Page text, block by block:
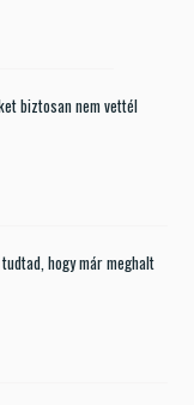
biztosan nem vettél
hogy már meghalt